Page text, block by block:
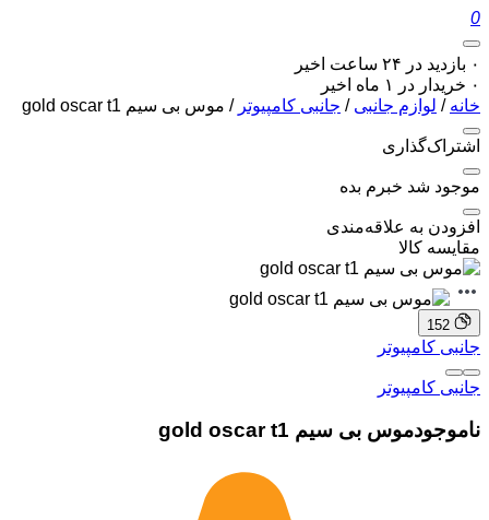
0
۰ بازدید در ۲۴ ساعت اخیر
۰ خریدار در ۱ ماه اخیر
خانه / لوازم جانبی / جانبی کامپیوتر / موس بی سیم gold oscar t1
اشتراک‌گذاری
موجود شد خبرم بده
افزودن به علاقه‌مندی
مقایسه کالا
152
جانبی کامپیوتر
جانبی کامپیوتر
ناموجودموس بی سیم gold oscar t1